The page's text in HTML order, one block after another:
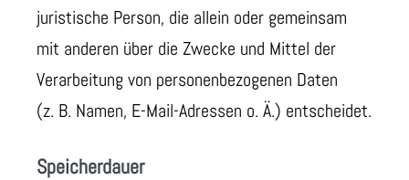
juristische Person, die allein oder gemeinsam
mit anderen über die Zwecke und Mittel der
Verarbeitung von personenbezogenen Daten
(z. B. Namen, E-Mail-Adressen o. Ä.) entscheidet.
Speicherdauer